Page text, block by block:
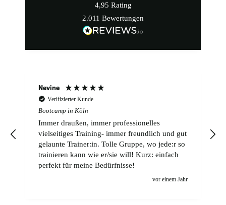
4,95 Rating
2.011 Bewertungen
Nevine
Verifizierter Kunde
Bootcamp in Köln
Immer draußen, immer professionelles
vielseitiges Training- immer freundlich und gut
gelaunte Trainer:in. Tolle Gruppe, wo jede:r so
trainieren kann wie er/sie will! Kurz: einfach
perfekt für meine Bedürfnisse!
vor einem Jahr